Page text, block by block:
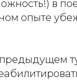
в
опыте